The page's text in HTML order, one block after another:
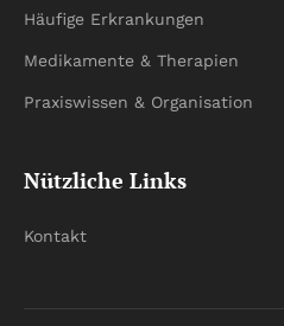
Häufige Erkrankungen
Medikamente & Therapien
Praxiswissen & Organisation
Nützliche Links
Kontakt